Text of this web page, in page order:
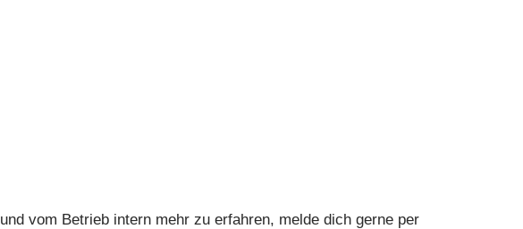
vom Betrieb intern mehr zu erfahren, melde dich gerne per